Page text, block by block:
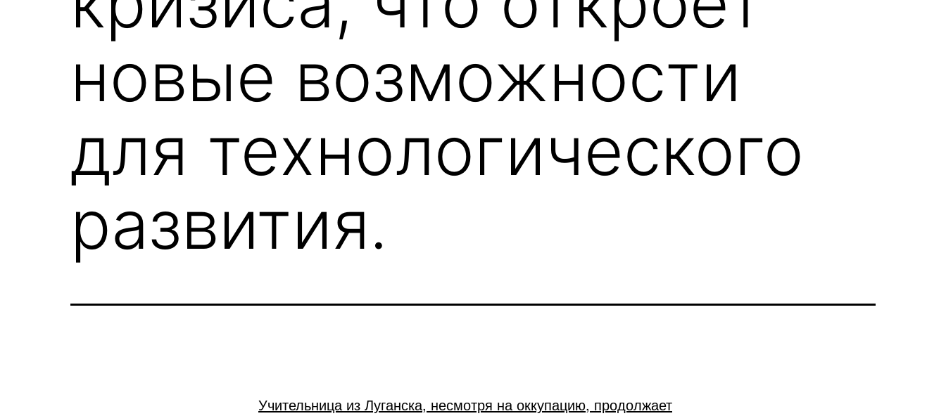
новые возможности
для технологического
развития.
Учительница из Луганска, несмотря на оккупацию, продолжает